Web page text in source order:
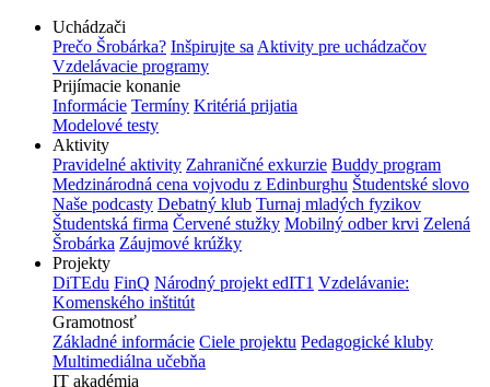
Uchádzači
Prečo Šrobárka? Inšpirujte sa Aktivity pre uchádzačov
Vzdelávacie programy
Prijímacie konanie
Informácie Termíny Kritériá prijatia
Modelové testy
Aktivity
Pravidelné aktivity Zahraničné exkurzie Buddy program
Medzinárodná cena vojvodu z Edinburghu Študentské slovo
Naše podcasty Debatný klub Turnaj mladých fyzikov
Študentská firma Červené stužky Mobilný odber krvi Zelená
Šrobárka Záujmové krúžky
Projekty
DiTEdu FinQ Národný projekt edIT1 Vzdelávanie:
Komenského inštitút
Gramotnosť
Základné informácie Ciele projektu Pedagogické kluby
Multimediálna učebňa
IT akadémia